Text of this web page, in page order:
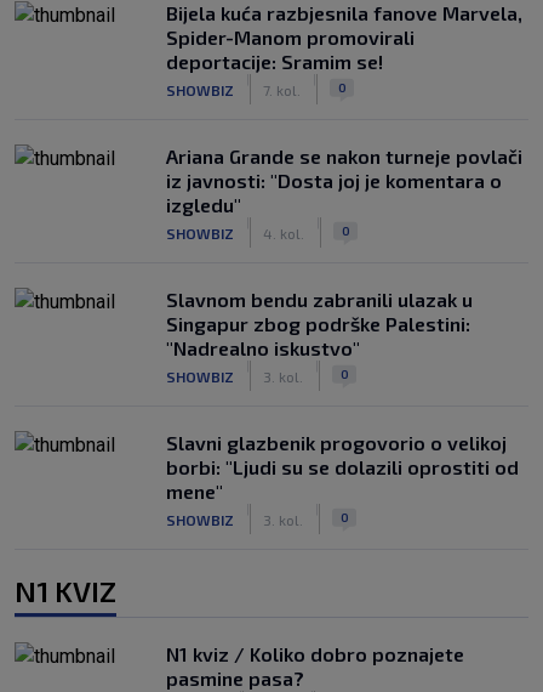
Bijela kuća razbjesnila fanove Marvela,
Spider-Manom promovirali
deportacije: Sramim se!
SHOWBIZ 7. kol. 0
Ariana Grande se nakon turneje povlači
iz javnosti: "Dosta joj je komentara o
izgledu"
SHOWBIZ 4. kol. 0
Slavnom bendu zabranili ulazak u
Singapur zbog podrške Palestini:
"Nadrealno iskustvo"
SHOWBIZ 3. kol. 0
Slavni glazbenik progovorio o velikoj
borbi: "Ljudi su se dolazili oprostiti od
mene"
SHOWBIZ 3. kol. 0
N1 KVIZ
N1 kviz / Koliko dobro poznajete
pasmine pasa?